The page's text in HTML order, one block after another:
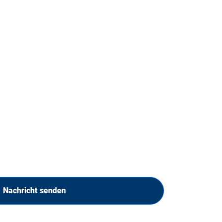
Nachricht senden